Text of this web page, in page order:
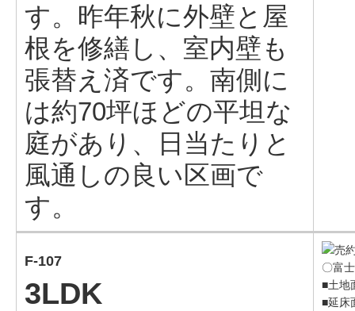
す。昨年秋に外壁と屋
根を修繕し、室内壁も
張替え済です。南側に
は約70坪ほどの平坦な
庭があり、日当たりと
風通しの良い区画で
す。
F-107
3LDK
〇富
■土地
■延床